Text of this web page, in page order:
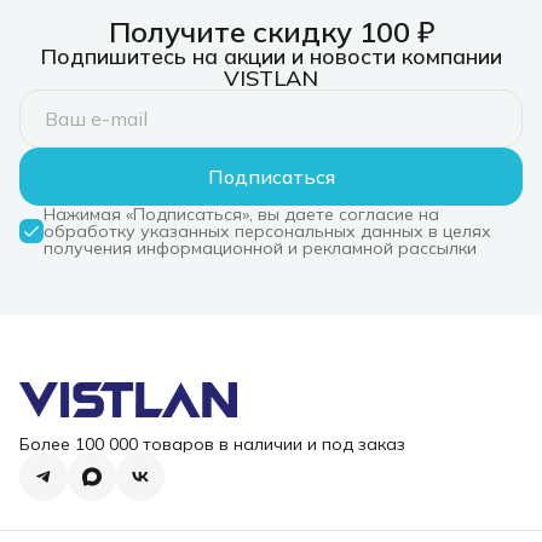
Получите скидку 100 ₽
Подпишитесь на акции и новости компании
VISTLAN
Подписаться
Нажимая «Подписаться», вы даете согласие на
обработку указанных персональных данных в целях
получения информационной и рекламной рассылки
Более 100 000 товаров в наличии и под заказ